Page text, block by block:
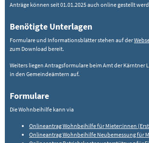
Anträge können seit 01.01.2025 auch online gestellt
Benötigte Unterlagen
Formulare und Informationsblätter stehen auf der
zum Download bereit.
Weiters liegen Antragsformulare beim Amt der Kärntner
in den Gemeindeämtern auf.
Formulare
Die Wohnbeihilfe kann via
Onlineantrag Wohnbeihilfe für Mieter:innen
Onlineantrag Wohnbeihilfe Neubemessung für